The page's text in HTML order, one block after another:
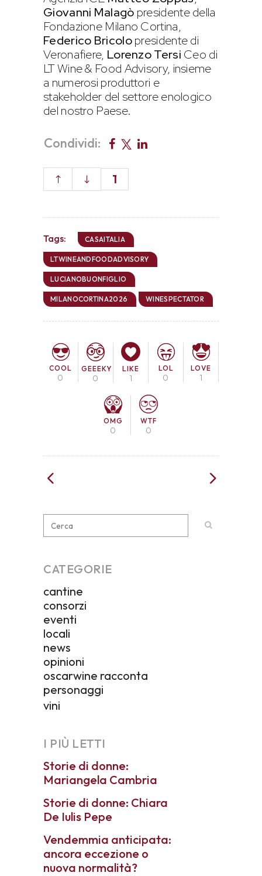
Giovanni Malagò presidente della
Fondazione Milano Cortina,
Federico Bricolopresidente di
Veronafiere, Lorenzo Tersi Ceo di
LT Wine & Food Advisory, insieme
a numerosi produttori e
stakeholder del settore enologico
del nostro Paese.
Condividi:
1
Tags: CASAITALIA
LTWINEANDFOODADVISORY
LUCIANOBUONFIGLIO
MILANOCORTINA2026 WINESPECTATOR
COOL
0
GEEEKY
0
LIKE
1
LOL
0
LOVE
1
OMG
0
WTF
0
CATEGORIE
cantine
consorzi
eventi
locali
news
opinioni
oscarwine racconta
personaggi
vini
I PIÙ LETTI
Storie di donne:
Mariangela Cambria
Storie di donne: Chiara
De Iulis Pepe
Vendemmia anticipata:
ancora eccezione o
nuova normalità?